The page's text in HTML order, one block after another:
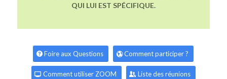
QUI LUI EST SPÉCIFIQUE.
Foire aux Questions Comment participer ?
Comment utiliser ZOOM Liste des réunions